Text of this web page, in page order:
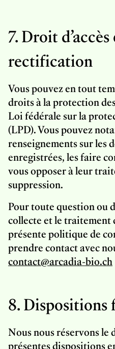
7. Droit d’accès
rectification
Vous pouvez en tout
droits à la protection
Loi fédérale sur la
(LPD). Vous pouvez
renseignements sur les
enregistrées, les faire
vous opposer à leur
suppression.
Pour toute question ou
collecte et le traitement
présente politique de
prendre contact avec
contact@arcadia-bio.ch
8. Dispositions
Nous nous réservons
présentes dispositions